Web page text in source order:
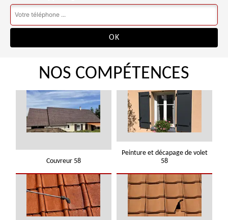
NOS COMPÉTENCES
Couvreur 58
Peinture et décapage de volet
58